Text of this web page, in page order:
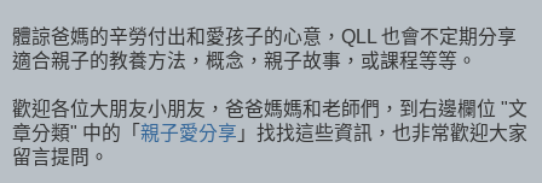
體諒爸媽的辛勞付出和愛孩子的心意，QLL 也會不定期分享
適合親子的教養方法，概念，親子故事，或課程等等。
歡迎各位大朋友小朋友，爸爸媽媽和老師們，到右邊欄位 "文
章分類" 中的「 親子愛分享 」找找這些資訊，也非常歡迎大家
留言提問。